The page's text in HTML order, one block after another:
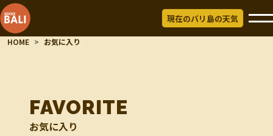
現在のバリ島の天気
HOME お気に入り
FAVORITE
お気に入り